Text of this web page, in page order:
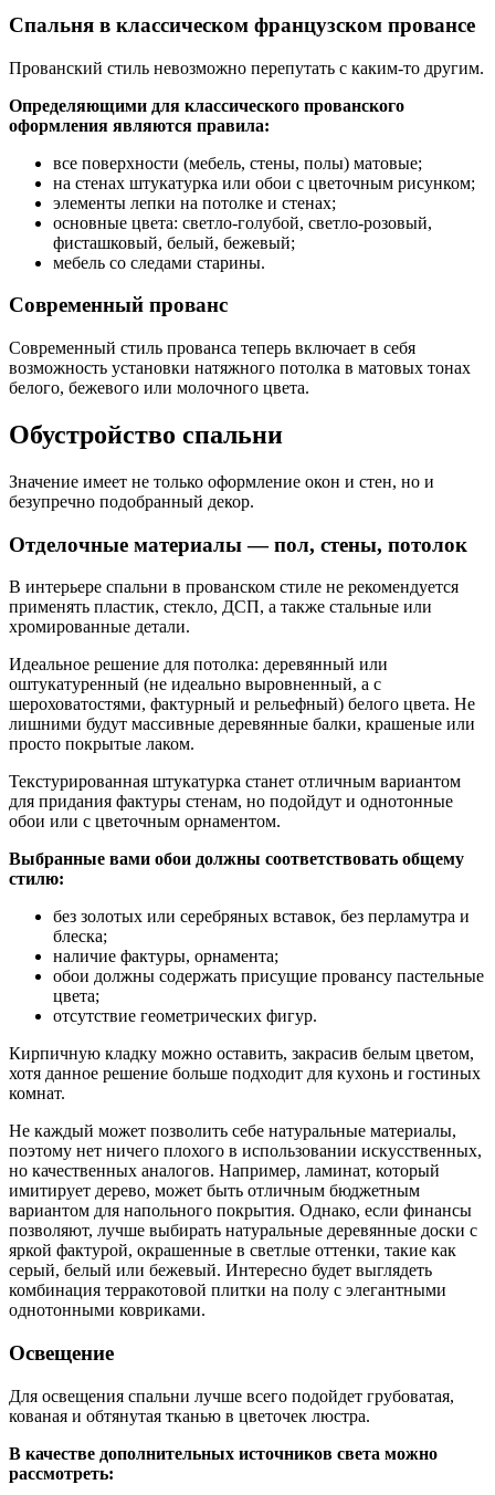
Спальня в классическом французском провансе
Прованский стиль невозможно перепутать с каким-то другим.
Определяющими для классического прованского
оформления являются правила:
все поверхности (мебель, стены, полы) матовые;
на стенах штукатурка или обои с цветочным рисунком;
элементы лепки на потолке и стенах;
основные цвета: светло-голубой, светло-розовый,
фисташковый, белый, бежевый;
мебель со следами старины.
Современный прованс
Современный стиль прованса теперь включает в себя
возможность установки натяжного потолка в матовых тонах
белого, бежевого или молочного цвета.
Обустройство спальни
Значение имеет не только оформление окон и стен, но и
безупречно подобранный декор.
Отделочные материалы — пол, стены, потолок
В интерьере спальни в прованском стиле не рекомендуется
применять пластик, стекло, ДСП, а также стальные или
хромированные детали.
Идеальное решение для потолка: деревянный или
оштукатуренный (не идеально выровненный, а с
шероховатостями, фактурный и рельефный) белого цвета. Не
лишними будут массивные деревянные балки, крашеные или
просто покрытые лаком.
Текстурированная штукатурка станет отличным вариантом
для придания фактуры стенам, но подойдут и однотонные
обои или с цветочным орнаментом.
Выбранные вами обои должны соответствовать общему
стилю:
без золотых или серебряных вставок, без перламутра и
блеска;
наличие фактуры, орнамента;
обои должны содержать присущие провансу пастельные
цвета;
отсутствие геометрических фигур.
Кирпичную кладку можно оставить, закрасив белым цветом,
хотя данное решение больше подходит для кухонь и гостиных
комнат.
Не каждый может позволить себе натуральные материалы,
поэтому нет ничего плохого в использовании искусственных,
но качественных аналогов. Например, ламинат, который
имитирует дерево, может быть отличным бюджетным
вариантом для напольного покрытия. Однако, если финансы
позволяют, лучше выбирать натуральные деревянные доски с
яркой фактурой, окрашенные в светлые оттенки, такие как
серый, белый или бежевый. Интересно будет выглядеть
комбинация терракотовой плитки на полу с элегантными
однотонными ковриками.
Освещение
Для освещения спальни лучше всего подойдет грубоватая,
кованая и обтянутая тканью в цветочек люстра.
В качестве дополнительных источников света можно
рассмотреть: